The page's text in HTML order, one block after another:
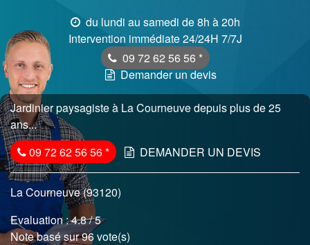
du lundi au samedi de 8h à 20h
Intervention immédiate 24/24H 7/7J
09 72 62 56 56 *
Demander un devis
Jardinier paysagiste à La Courneuve depuis plus de 25
ans...
09 72 62 56 56* DEMANDER UN DEVIS
La Courneuve (93120)
Evaluation :4.8/ 5
Note basé sur 96 vote(s)